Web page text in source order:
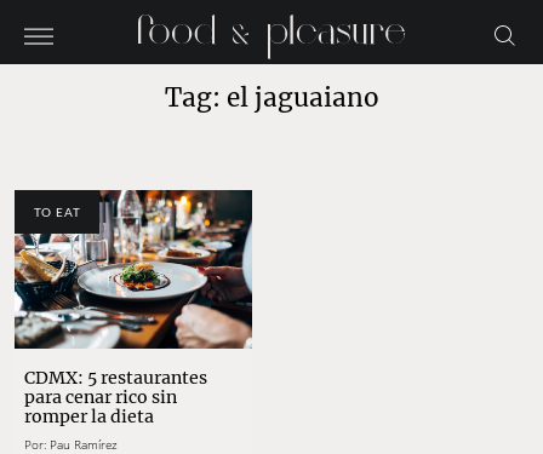
Tag: el jaguaiano
TO EAT
CDMX: 5 restaurantes
para cenar rico sin
romper la dieta
Por: Pau Ramírez